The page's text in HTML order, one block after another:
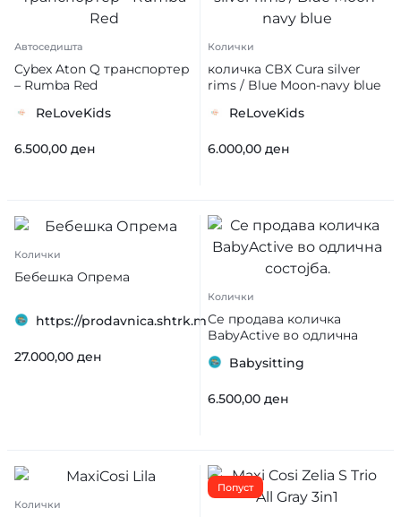
Автоседишта
Cybex Aton Q транспортер
– Rumba Red
ReLoveKids
6.500,00 ден
Колички
количка CBX Cura silver
rims / Blue Moon-navy blue
ReLoveKids
6.000,00 ден
Колички
Бебешка Опрема
https://prodavnica.shtrk.mk/prodavnica/Emi
27.000,00 ден
Колички
Се продава количка
BabyActive во одлична
Babysitting
6.500,00 ден
Колички
Попуст